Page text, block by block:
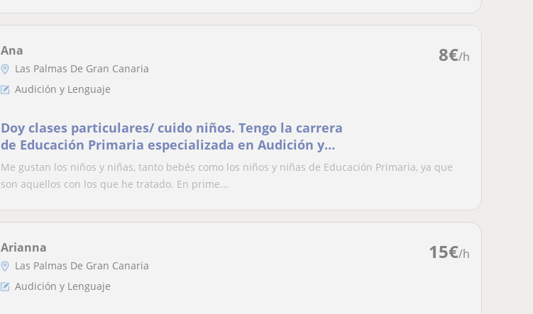
8€/h
Ana
Las Palmas De Gran Canaria
Audición y Lenguaje
Doy clases particulares/ cuido niños. Tengo la carrera
de Educación Primaria especializada en Audición y
Lenguaje, por lo que podría reforzar esos aspectos del
niño o niña.
Me gustan los niños y niñas, tanto bebés como los niños y niñas de Educación Primaria, ya que
son aquellos con los que he tratado. En prime...
15€/h
Arianna
Las Palmas De Gran Canaria
Audición y Lenguaje